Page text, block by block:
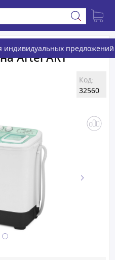
индивидуальных предложений
Artel ART
Код:
32560